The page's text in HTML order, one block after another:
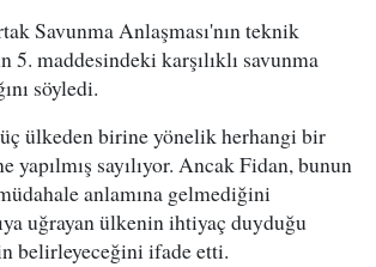
Savunma Anlaşması'nın teknik
5. maddesindeki karşılıklı savunma
söyledi.
ülkeden birine yönelik herhangi bir
yapılmış sayılıyor. Ancak Fidan, bunun
anlamına gelmediğini
uğrayan ülkenin ihtiyaç duyduğu
belirleyeceğini ifade etti.